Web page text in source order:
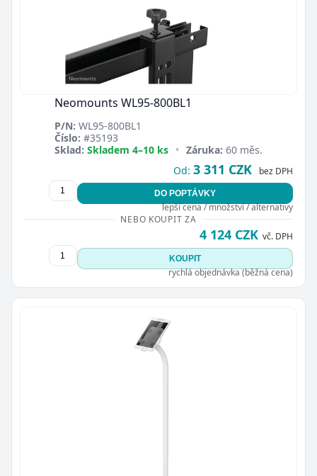
Neomounts WL95-800BL1
P/N: WL95-800BL1
Číslo: #35193
Sklad: Skladem 4–10 ks • Záruka: 60 měs.
Od: 3 311 CZK bez DPH
DO POPTÁVKY
lepší cena / množství / alternativy
NEBO KOUPIT ZA
4 124 CZK vč. DPH
KOUPIT
rychlá objednávka (běžná cena)